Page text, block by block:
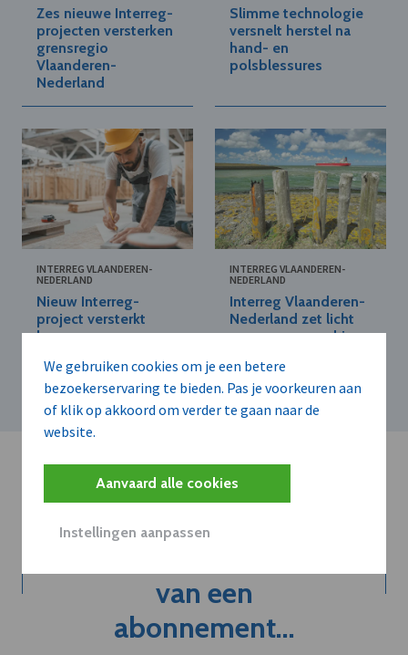
We gebruiken cookies om je een betere
bezoekerservaring te bieden. Pas je voorkeuren aan
of klik op akkoord om verder te gaan naar de
website.
Aanvaard alle cookies
Instellingen aanpassen
Zes nieuwe Interreg-
projecten versterken
grensregio
Vlaanderen-
Nederland
Slimme technologie
versnelt herstel na
hand- en
polsblessures
INTERREG VLAANDEREN-
NEDERLAND
Nieuw Interreg-
project versterkt
kansen voor
arbeidsmarkt
INTERREG VLAANDEREN-
NEDERLAND
Interreg Vlaanderen-
Nederland zet licht
op groen voor drie
van een
abonnement...